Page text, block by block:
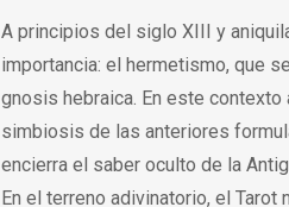
A principios del siglo XIII y
importancia: el hermetismo, que
gnosis hebraica. En este
simbiosis de las anteriores
encierra el saber oculto de la
En el terreno adivinatorio, el Tarot